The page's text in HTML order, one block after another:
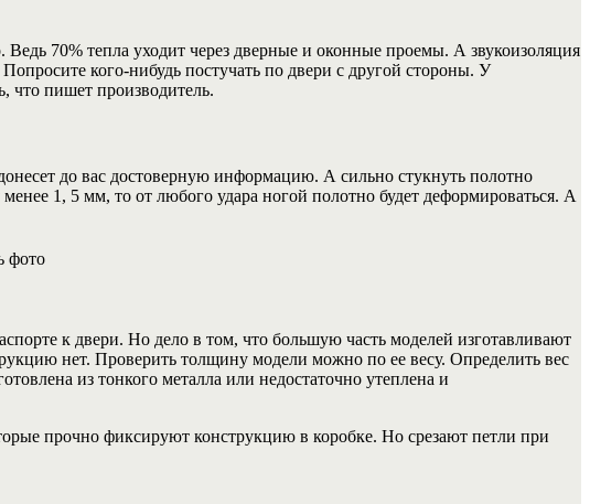
Ведь 70% тепла уходит через дверные и оконные проемы. А звукоизоляция
кого-нибудь постучать по двери с другой стороны. У
что пишет производитель.
до вас достоверную информацию. А сильно стукнуть полотно
1, 5 мм, то от любого удара ногой полотно будет деформироваться. А
к двери. Но дело в том, что большую часть моделей изготавливают
нет. Проверить толщину модели можно по ее весу. Определить вес
из тонкого металла или недостаточно утеплена и
прочно фиксируют конструкцию в коробке. Но срезают петли при